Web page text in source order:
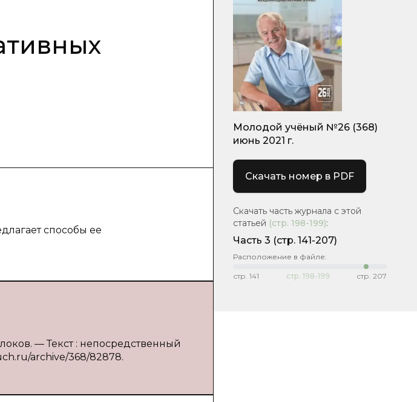
способы ее
— Текст : непосредственный
archive/368/82878.
Молодой учёный №26 (368)
июнь 2021 г.
Скачать номер в PDF
Скачать часть журнала с этой
статьей (стр. 198-199):
Часть 3 (стр. 141-207)
Расположение в файле:
стр. 141 стр. 198-199 стр. 207